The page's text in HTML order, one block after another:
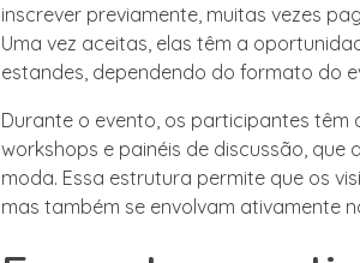
inscrever previamente, muitas vezes
Uma vez aceitas, elas têm a
estandes, dependendo do formato do
Durante o evento, os participantes têm
workshops e painéis de discussão,
moda. Essa estrutura permite que os
mas também se envolvam ativamente